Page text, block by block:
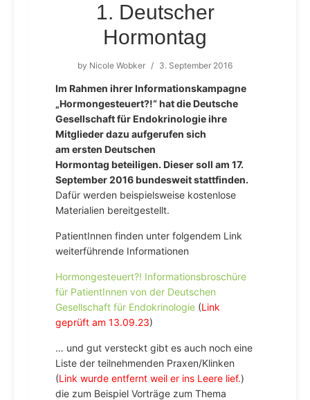
1. Deutscher
Hormontag
by Nicole Wobker / 3. September 2016
Im Rahmen ihrer Informationskampagne
„Hormongesteuert?!“ hat die Deutsche
Gesellschaft für Endokrinologie ihre
Mitglieder dazu aufgerufen sich
am ersten Deutschen
Hormontag beteiligen. Dieser soll am 17.
September 2016 bundesweit stattfinden.
Dafür werden beispielsweise kostenlose
Materialien bereitgestellt.
PatientInnen finden unter folgendem Link
weiterführende Informationen
Hormongesteuert?! Informationsbroschüre
für PatientInnen von der Deutschen
Gesellschaft für Endokrinologie (Link
geprüft am 13.09.23)
… und gut versteckt gibt es auch noch eine
Liste der teilnehmenden Praxen/Klinken
(Link wurde entfernt weil er ins Leere lief.)
die zum Beispiel Vorträge zum Thema